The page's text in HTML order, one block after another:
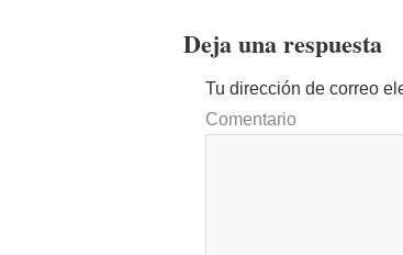
Deja una respuesta
Tu dirección de correo
Comentario